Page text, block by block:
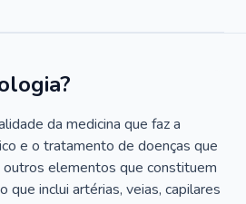
da medicina que faz a
e o tratamento de doenças que
elementos que constituem
que inclui artérias, veias, capilares